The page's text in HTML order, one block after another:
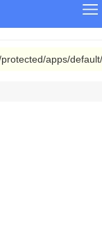
apps/